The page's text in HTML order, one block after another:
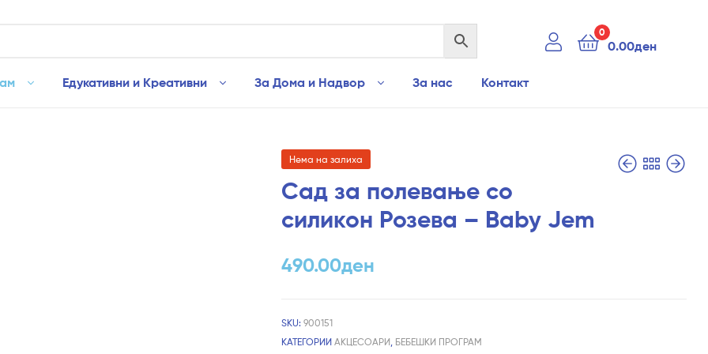
0
0.00ден
Едукативни и Креативни За Дома и Надвор За нас Контакт
Нема на залиха
Сад за полевање со
силикон Розева – Baby Jem
490.00ден
SKU:900151
КАТЕГОРИИАКЦЕСОАРИ БЕБЕШКИ ПРОГРАМ